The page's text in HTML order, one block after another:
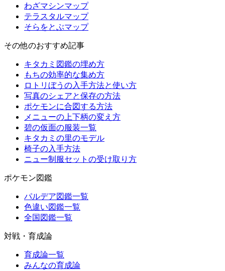
わざマシンマップ
テラスタルマップ
そらをとぶマップ
その他のおすすめ記事
キタカミ図鑑の埋め方
もちの効率的な集め方
ロトリぼうの入手方法と使い方
写真のシェアと保存の方法
ポケモンに合図する方法
メニューの上下柄の変え方
碧の仮面の服装一覧
キタカミの里のモデル
椅子の入手方法
ニュー制服セットの受け取り方
ポケモン図鑑
パルデア図鑑一覧
色違い図鑑一覧
全国図鑑一覧
対戦・育成論
育成論一覧
みんなの育成論